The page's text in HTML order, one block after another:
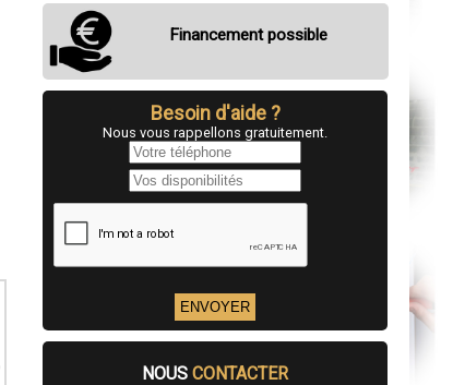
Financement possible
Besoin d'aide ?
Nous vous rappellons gratuitement.
NOUS CONTACTER